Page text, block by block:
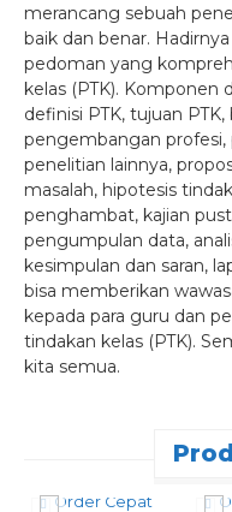
merancang sebuah
baik dan benar.
pedoman yang
kelas (PTK). Komponen
definisi PTK, tujuan
pengembangan profesi,
penelitian lainnya,
masalah, hipotesis
penghambat, kajian
pengumpulan data,
kesimpulan dan saran,
bisa memberikan
kepada para guru dan
tindakan kelas (PTK).
kita semua.
Order Cepat